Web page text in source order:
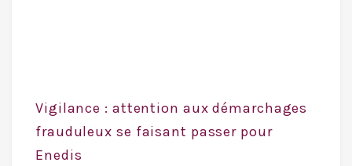
Vigilance : attention aux démarchages
frauduleux se faisant passer pour
Enedis